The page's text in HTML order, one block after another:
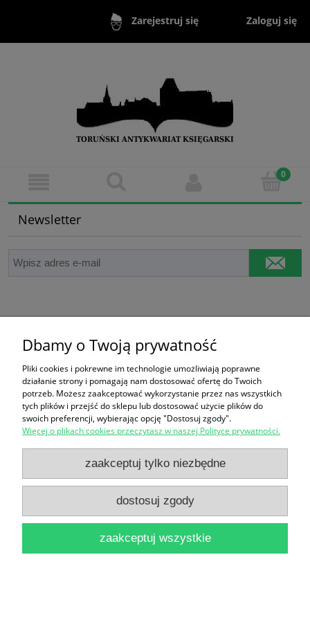
Zarejestruj się Zaloguj się
Newsletter
Ten produkt jest niedostępny.
Zakupy
Pomoc
Moje konto
Informacje
pokaż pełną wersję strony
Sklep internetowy Shoper Premium
Dbamy o Twoją prywatność
Pliki cookies i pokrewne im technologie umożliwiają poprawne
działanie strony i pomagają nam dostosować ofertę do Twoich
potrzeb. Możesz zaakceptować wykorzystanie przez nas wszystkich
tych plików i przejść do sklepu lub dostosować użycie plików do
swoich preferencji, wybierając opcję "Dostosuj zgody".
Więcej o plikach cookies przeczytasz w naszej Polityce prywatności.
zaakceptuj tylko niezbędne
dostosuj zgody
zaakceptuj wszystkie